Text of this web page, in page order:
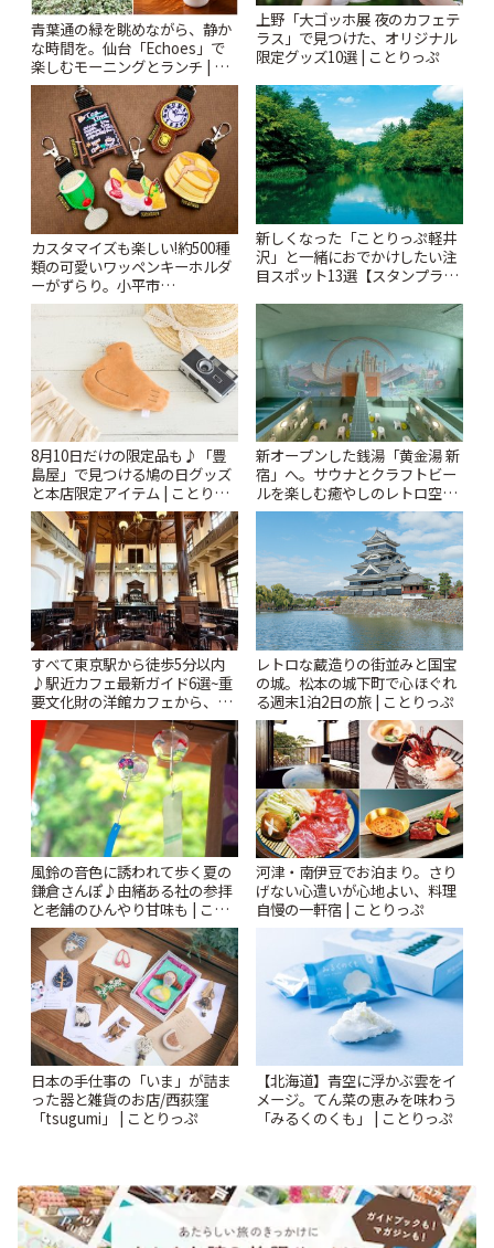
青葉通の緑を眺めながら、静か
な時間を。仙台「Echoes」で
楽しむモーニングとランチ | こ
とりっぷ
上野「大ゴッホ展 夜のカフェテ
ラス」で見つけた、オリジナル
限定グッズ10選 | ことりっぷ
カスタマイズも楽しい!約500種
類の可愛いワッペンキーホルダ
ーがずらり。小平市
「Kimamaya T&K」 | ことりっ
新しくなった「ことりっぷ軽井
沢」と一緒におでかけしたい注
目スポット13選【スタンプラリ
8月10日だけの限定品も♪「豊
島屋」で見つける鳩の日グッズ
と本店限定アイテム | ことりっ
ぷ
新オープンした銭湯「黄金湯 新
宿」へ。サウナとクラフトビー
ルを楽しむ癒やしのレトロ空間
| ことりっぷ
すべて東京駅から徒歩5分以内
♪駅近カフェ最新ガイド6選~重
要文化財の洋館カフェから、改
札すぐのレトロ喫茶まで~ | こと
りっぷ
レトロな蔵造りの街並みと国宝
の城。松本の城下町で心ほぐれ
る週末1泊2日の旅 | ことりっぷ
風鈴の音色に誘われて歩く夏の
鎌倉さんぽ♪由緒ある社の参拝
と老舗のひんやり甘味も | こと
りっぷ
河津・南伊豆でお泊まり。さり
げない心遣いが心地よい、料理
自慢の一軒宿 | ことりっぷ
日本の手仕事の「いま」が詰ま
った器と雑貨のお店/西荻窪
「tsugumi」 | ことりっぷ
【北海道】青空に浮かぶ雲をイ
メージ。てん菜の恵みを味わう
「みるくのくも」 | ことりっぷ